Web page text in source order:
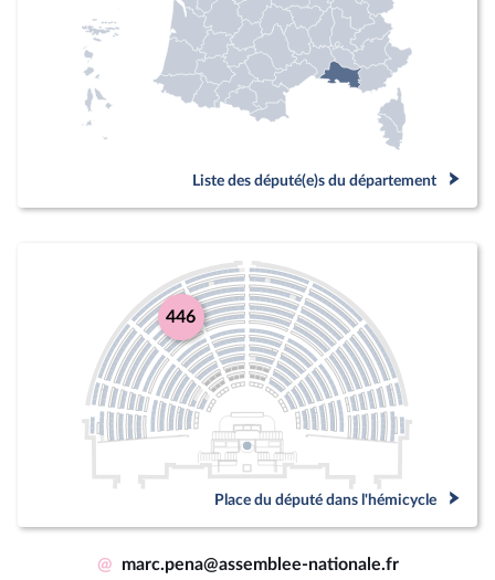
Liste des député(e)s du département
446
Place du député dans l'hémicycle
@ marc.pena@assemblee-nationale.fr